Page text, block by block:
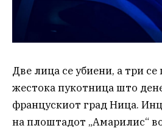
Две лица се убиени, а три
жестока пукотница што
францускиот град Ница.
на плоштадот „Амарилис“